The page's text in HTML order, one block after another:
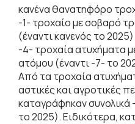
κανένα θανατηφόρο
-1- τροχαίο με σοβαρό
(έναντι κανενός το 2025)
-4- τροχαία ατυχήματα
ατόμου (έναντι -7- το
Από τα τροχαία
αστικές και αγροτικές
καταγράφηκαν συνολικά
το 2025). Ειδικότερα,